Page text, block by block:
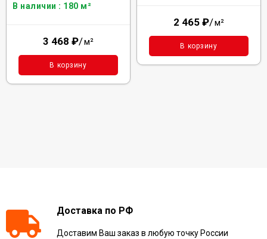
В наличии : 180 м²
3 468 ₽/м²
В корзину
2 465 ₽/м²
В корзину
Доставка по РФ
Доставим Ваш заказ в любую точку России